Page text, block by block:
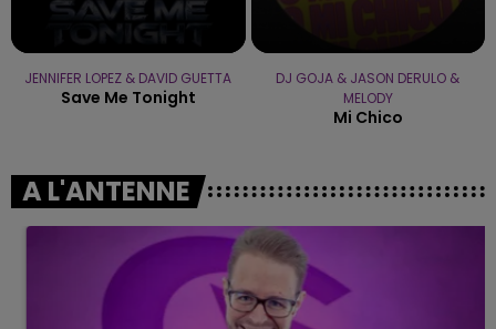
JENNIFER LOPEZ & DAVID GUETTA
Save Me Tonight
DJ GOJA & JASON DERULO &
MELODY
Mi Chico
A L'ANTENNE